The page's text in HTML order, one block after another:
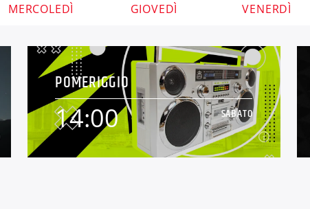
MERCOLEDÌ GIOVEDÌ VENERDÌ
POMERIGGIO
14:00 SABATO